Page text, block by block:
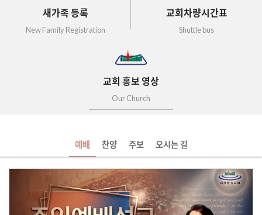
새가족 등록
New Family Registration
교회차량시간표
Shuttle bus
교회 홍보 영상
Our Church
예배 찬양 주보 오시는 길